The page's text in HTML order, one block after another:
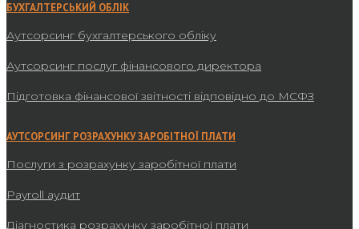
БУХГАЛТЕРСЬКИЙ ОБЛІК
Аутсорсинг бухгалтерського обліку
Аутсорсинг послуг фінансового директора
Підготовка фінансової звітності відповідно до МСФЗ
АУТСОРСИНГ РОЗРАХУНКУ ЗАРОБІТНОЇ ПЛАТИ
Послуги з розрахунку заробітної плати
Payroll аудит
Діагностика розрахунку заробітної плати